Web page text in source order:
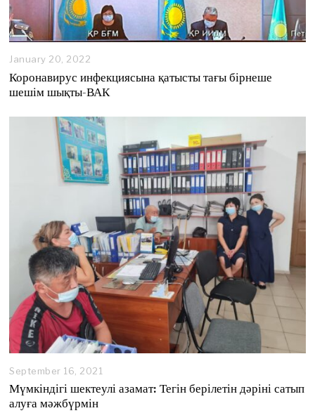
January 20, 2022
Коронавирус инфекциясына қатысты тағы бірнеше
шешім шықты-ВАК
September 16, 2021
p
Мүмкіндігі шектеулі азамат: Тегін берілетін дәріні сатып
алуға мәжбүрмін